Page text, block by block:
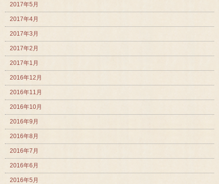
2017年5月
2017年4月
2017年3月
2017年2月
2017年1月
2016年12月
2016年11月
2016年10月
2016年9月
2016年8月
2016年7月
2016年6月
2016年5月